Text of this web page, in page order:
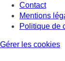
Contact
Mentions
Politique de
Gérer les cookies